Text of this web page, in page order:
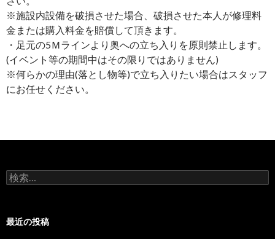
※施設内設備を破損させた場合、破損させた本人が修理料
金または購入料金を賠償して頂きます。
・足元の5Ｍラインより奥への立ち入りを原則禁止します。
(イベント等の期間中はその限りではありません)
※何らかの理由(落とし物等)で立ち入りたい場合はスタッフ
にお任せください。
検
索
最近の投稿